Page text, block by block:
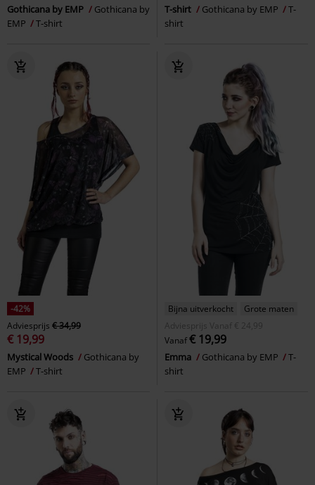
Gothicana by EMP
Gothicana by
EMP
T-shirt
T-shirt Gothicana by EMP
T-
shirt
-42%
Adviesprijs € 34,99
€ 19,99
Mystical Woods
Gothicana by
EMP
T-shirt
Bijna uitverkocht
Grote maten
Adviesprijs
Vanaf € 24,99
Vanaf€ 19,99
Emma Gothicana by EMP
T-
shirt